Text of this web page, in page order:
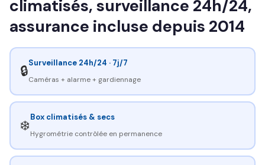
climatisés, surveillance 24h/24,
assurance incluse depuis 2014
🔒Surveillance 24h/24 · 7j/7
Caméras + alarme + gardiennage
❄️Box climatisés & secs
Hygrométrie contrôlée en permanence